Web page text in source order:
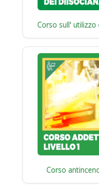
Corso sull' utilizzo
Corso